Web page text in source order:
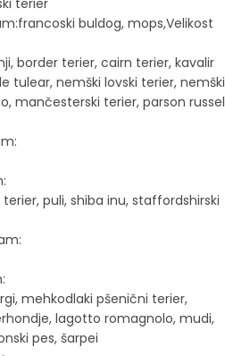
terier
buldog, mops,Velikost
border terier, cairn terier, kavalir
tulear, nemški lovski terier, nemški
mančesterski terier, parson russel
puli, shiba inu, staffordshirski
mehkodlaki pšenični terier,
lagotto romagnolo, mudi,
pes, šarpei